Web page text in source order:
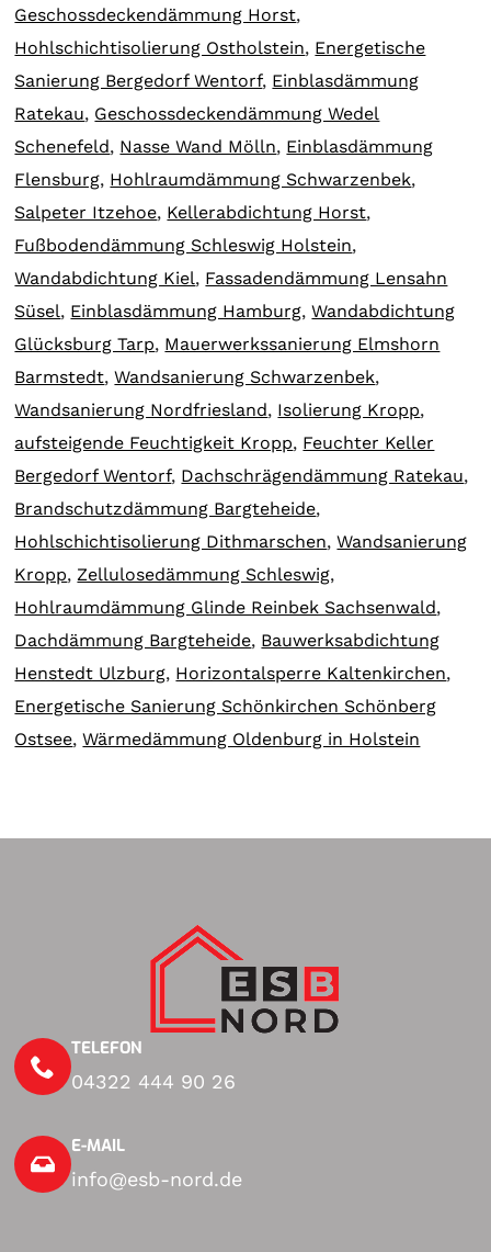
Geschossdeckendämmung Horst,
Hohlschichtisolierung Ostholstein, Energetische
Sanierung Bergedorf Wentorf, Einblasdämmung
Ratekau, Geschossdeckendämmung Wedel
Schenefeld, Nasse Wand Mölln, Einblasdämmung
Flensburg, Hohlraumdämmung Schwarzenbek,
Salpeter Itzehoe, Kellerabdichtung Horst,
Fußbodendämmung Schleswig Holstein,
Wandabdichtung Kiel, Fassadendämmung Lensahn
Süsel, Einblasdämmung Hamburg,Wandabdichtung
Glücksburg Tarp, Mauerwerkssanierung Elmshorn
Barmstedt,Wandsanierung Schwarzenbek,
Wandsanierung Nordfriesland, Isolierung Kropp,
aufsteigende Feuchtigkeit Kropp, Feuchter Keller
Bergedorf Wentorf, Dachschrägendämmung Ratekau,
Brandschutzdämmung Bargteheide,
Hohlschichtisolierung Dithmarschen,Wandsanierung
Kropp, Zellulosedämmung Schleswig,
Hohlraumdämmung Glinde Reinbek Sachsenwald,
Dachdämmung Bargteheide, Bauwerksabdichtung
Henstedt Ulzburg, Horizontalsperre Kaltenkirchen,
Energetische Sanierung Schönkirchen Schönberg
Ostsee,Wärmedämmung Oldenburg in Holstein
TELEFON
04322 444 90 26
E-MAIL
info@esb-nord.de